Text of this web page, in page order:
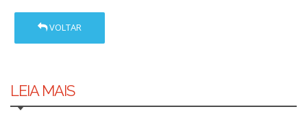
VOLTAR
LEIA MAIS